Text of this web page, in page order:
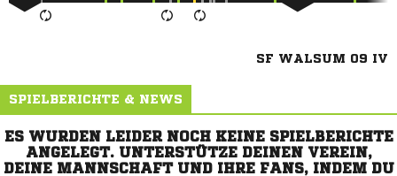
SF WALSUM 09 IV
SPIELBERICHTE & NEWS
ES WURDEN LEIDER NOCH KEINE SPIELBERICHTE
ANGELEGT. UNTERSTÜTZE DEINEN VEREIN,
DEINE MANNSCHAFT UND IHRE FANS, INDEM DU